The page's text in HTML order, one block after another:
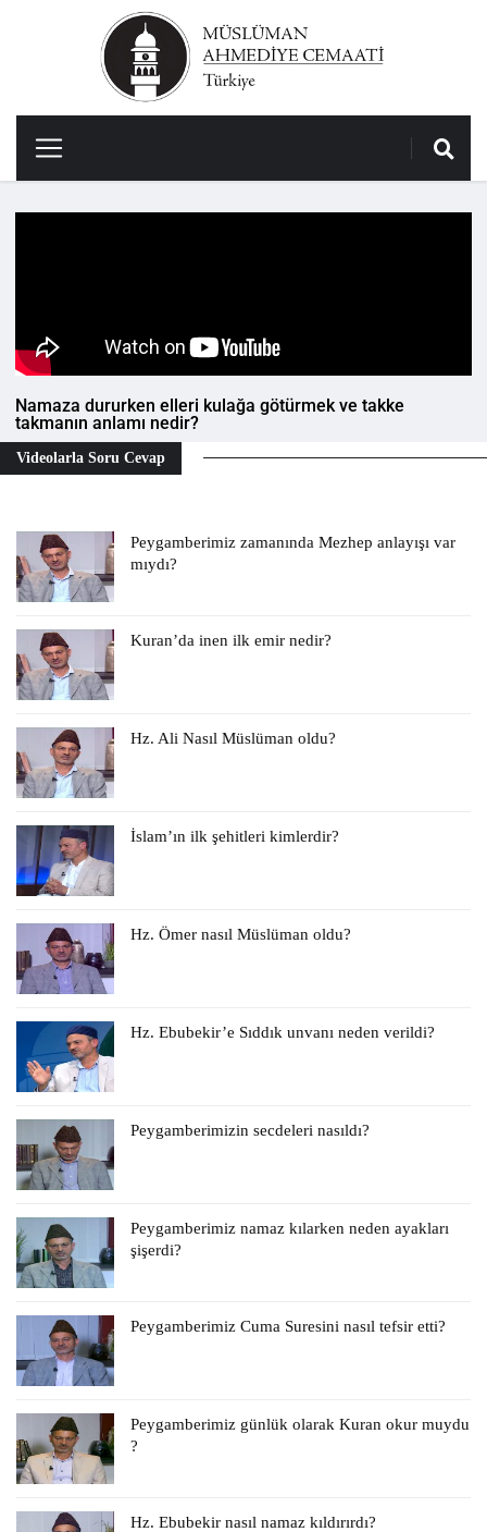
Namaza dururken elleri kulağa götürmek ve takke
takmanın anlamı nedir?
Videolarla Soru Cevap
Peygamberimiz zamanında Mezhep anlayışı var
mıydı?
Kuran’da inen ilk emir nedir?
Hz. Ali Nasıl Müslüman oldu?
İslam’ın ilk şehitleri kimlerdir?
Hz. Ömer nasıl Müslüman oldu?
Hz. Ebubekir’e Sıddık unvanı neden verildi?
Peygamberimizin secdeleri nasıldı?
Peygamberimiz namaz kılarken neden ayakları
şişerdi?
Peygamberimiz Cuma Suresini nasıl tefsir etti?
Peygamberimiz günlük olarak Kuran okur muydu
?
Hz. Ebubekir nasıl namaz kıldırırdı?